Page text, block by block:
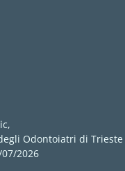
Odontoiatri di Trieste
2026